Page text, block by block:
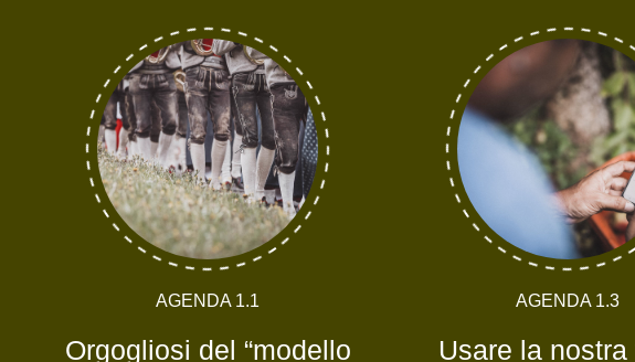
AGENDA 1.1
Orgogliosi del “modello
AGENDA 1.3
Usare la nostra